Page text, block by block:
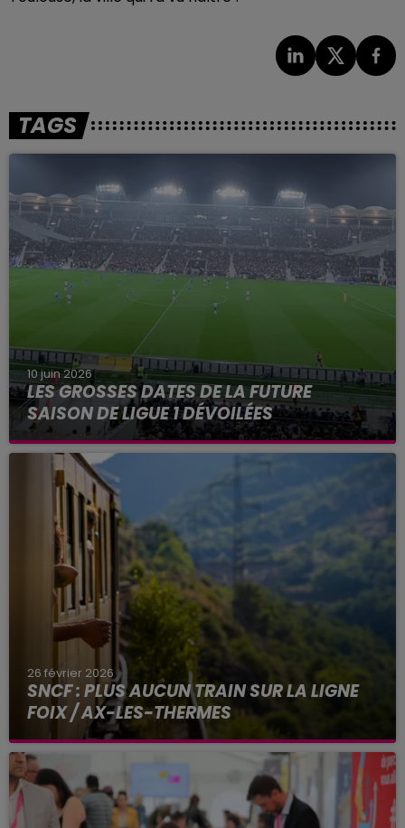
TAGS
10 juin 2026
LES GROSSES DATES DE LA FUTURE
SAISON DE LIGUE 1 DÉVOILÉES
Parmi les grosses dates de la saison à venir, une
ultime journée au Parc des Princes en mai
prochain.
26 février 2026
SNCF : PLUS AUCUN TRAIN SUR LA LIGNE
FOIX / AX-LES-THERMES
Fermé à la circulation depuis le 18 février, le
tronçon reliant Foix à Ax-les-Thermes (Ariège)
ne rouvrira pas avant plusieurs mois, selon SNCF
Réseau...